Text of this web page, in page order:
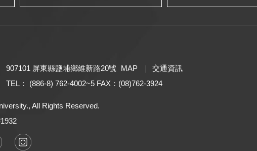
907101 屏東縣鹽埔鄉維新路20號 MAP ｜
交通資訊
TEL： (886-8) 762-4002~5 FAX：(08)762-3924
All Rights Reserved.